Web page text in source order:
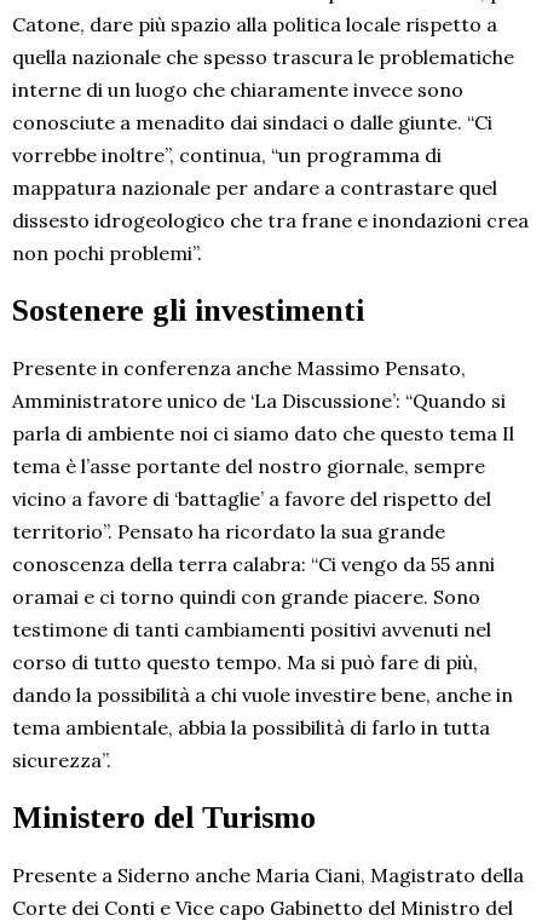
Catone, dare più spazio alla politica locale rispetto a
quella nazionale che spesso trascura le problematiche
interne di un luogo che chiaramente invece sono
conosciute a menadito dai sindaci o dalle giunte. “Ci
vorrebbe inoltre”, continua, “un programma di
mappatura nazionale per andare a contrastare quel
dissesto idrogeologico che tra frane e inondazioni crea
non pochi problemi”.
Sostenere gli investimenti
Presente in conferenza anche Massimo Pensato,
Amministratore unico de ‘La Discussione’: “Quando si
parla di ambiente noi ci siamo dato che questo tema Il
tema è l’asse portante del nostro giornale, sempre
vicino a favore di ‘battaglie’ a favore del rispetto del
territorio”. Pensato ha ricordato la sua grande
conoscenza della terra calabra: “Ci vengo da 55 anni
oramai e ci torno quindi con grande piacere. Sono
testimone di tanti cambiamenti positivi avvenuti nel
corso di tutto questo tempo. Ma si può fare di più,
dando la possibilità a chi vuole investire bene, anche in
tema ambientale, abbia la possibilità di farlo in tutta
sicurezza”.
Ministero del Turismo
Presente a Siderno anche Maria Ciani, Magistrato della
Corte dei Conti e Vice capo Gabinetto del Ministro del